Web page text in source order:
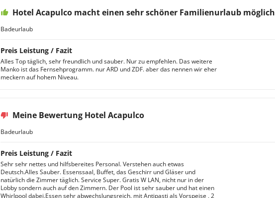
Hotel Acapulco macht einen sehr schöner Familienurlaub möglich
Badeurlaub
Preis Leistung / Fazit
Alles Top täglich, sehr freundlich und sauber. Nur zu empfehlen. Das weitere
Manko ist das Fernsehprogramm. nur ARD und ZDF. aber das nennen wir eher
meckern auf hohem Niveau.
Meine Bewertung Hotel Acapulco
Badeurlaub
Preis Leistung / Fazit
Sehr sehr nettes und hilfsbereites Personal. Verstehen auch etwas
Deutsch.Alles Sauber. Essenssaal, Buffet, das Geschirr und Gläser und
natürlich die Zimmer täglich. Service Super. Gratis W LAN, nicht nur in der
Lobby sondern auch auf den Zimmern. Der Pool ist sehr sauber und hat einen
Whirlpool dabei.Essen sehr abwechslungsreich. mit Antipasti als Vorspeise , 2